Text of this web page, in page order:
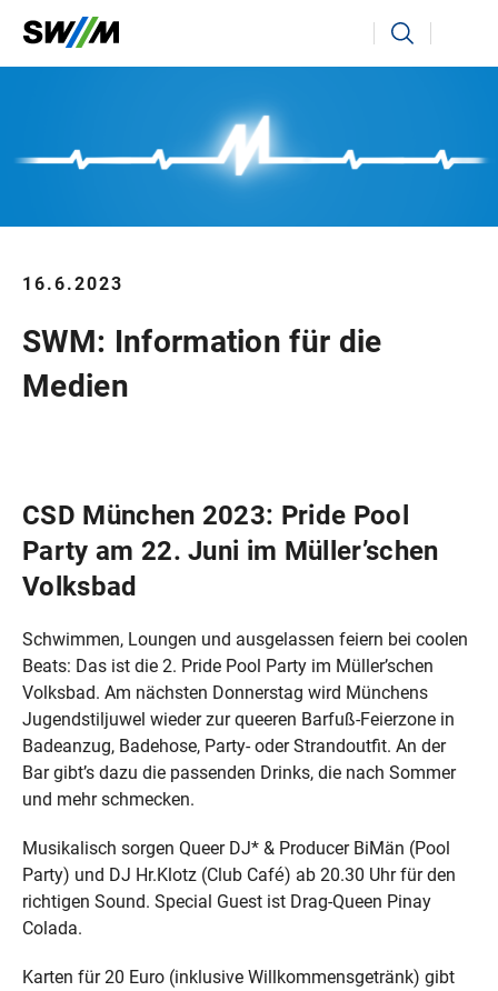
Ihr Suchbegriff Suchen
16.6.2023
SWM: Information für die
Medien
CSD München 2023: Pride Pool
Party am 22. Juni im Müller’schen
Volksbad
Schwimmen, Loungen und ausgelassen feiern bei coolen
Beats: Das ist die 2. Pride Pool Party im Müller’schen
Volksbad. Am nächsten Donnerstag wird Münchens
Jugendstiljuwel wieder zur queeren Barfuß-Feierzone in
Badeanzug, Badehose, Party- oder Strandoutfit. An der
Bar gibt’s dazu die passenden Drinks, die nach Sommer
und mehr schmecken.
Musikalisch sorgen Queer DJ* & Producer BiMän (Pool
Party) und DJ Hr.Klotz (Club Café) ab 20.30 Uhr für den
richtigen Sound. Special Guest ist Drag-Queen Pinay
Colada.
Karten für 20 Euro (inklusive Willkommensgetränk) gibt